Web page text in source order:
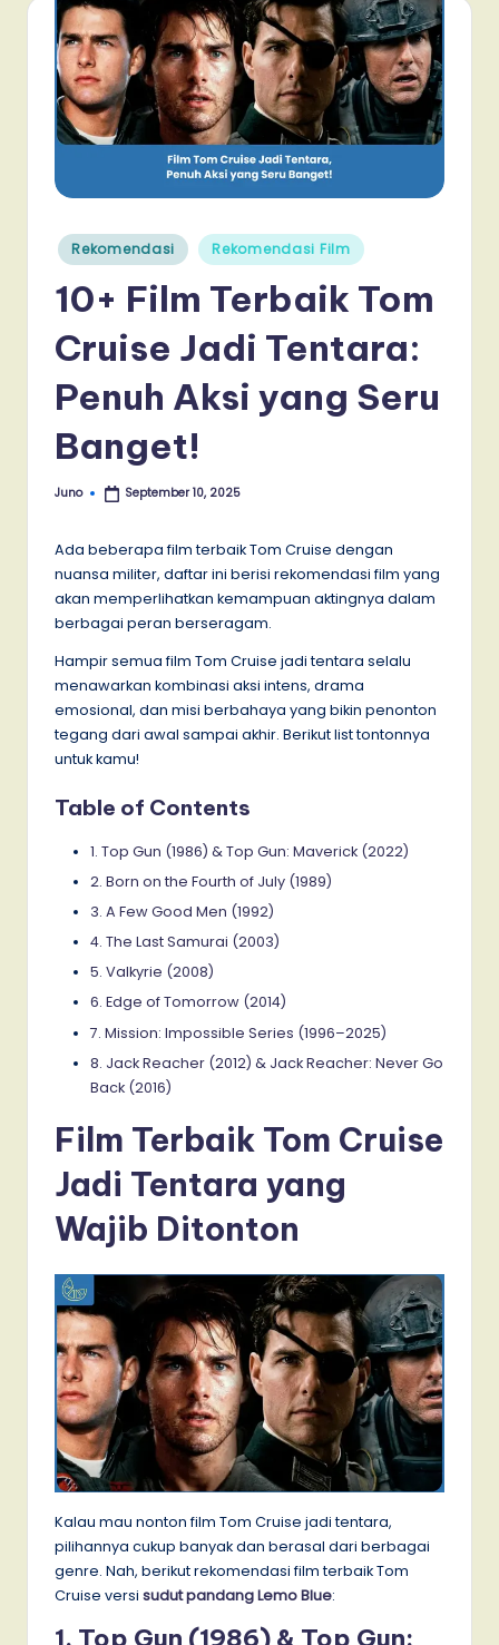
Posted
in
Rekomendasi Rekomendasi Film
10+ Film Terbaik Tom
Cruise Jadi Tentara:
Penuh Aksi yang Seru
Banget!
Posted
Juno September 10, 2025
Ada beberapa film terbaik Tom Cruise dengan
nuansa militer, daftar ini berisi rekomendasi film yang
akan memperlihatkan kemampuan aktingnya dalam
berbagai peran berseragam.
Hampir semua film Tom Cruise jadi tentara selalu
menawarkan kombinasi aksi intens, drama
emosional, dan misi berbahaya yang bikin penonton
tegang dari awal sampai akhir. Berikut list tontonnya
untuk kamu!
Table of Contents
1. Top Gun (1986) & Top Gun: Maverick (2022)
2. Born on the Fourth of July (1989)
3. A Few Good Men (1992)
4. The Last Samurai (2003)
5. Valkyrie (2008)
6. Edge of Tomorrow (2014)
7. Mission: Impossible Series (1996–2025)
8. Jack Reacher (2012) & Jack Reacher: Never Go
Back (2016)
Film Terbaik Tom Cruise
Jadi Tentara yang
Wajib Ditonton
Kalau mau nonton film Tom Cruise jadi tentara,
pilihannya cukup banyak dan berasal dari berbagai
genre. Nah, berikut rekomendasi film terbaik Tom
Cruise versi sudut pandang Lemo Blue:
1. Top Gun (1986) & Top Gun: